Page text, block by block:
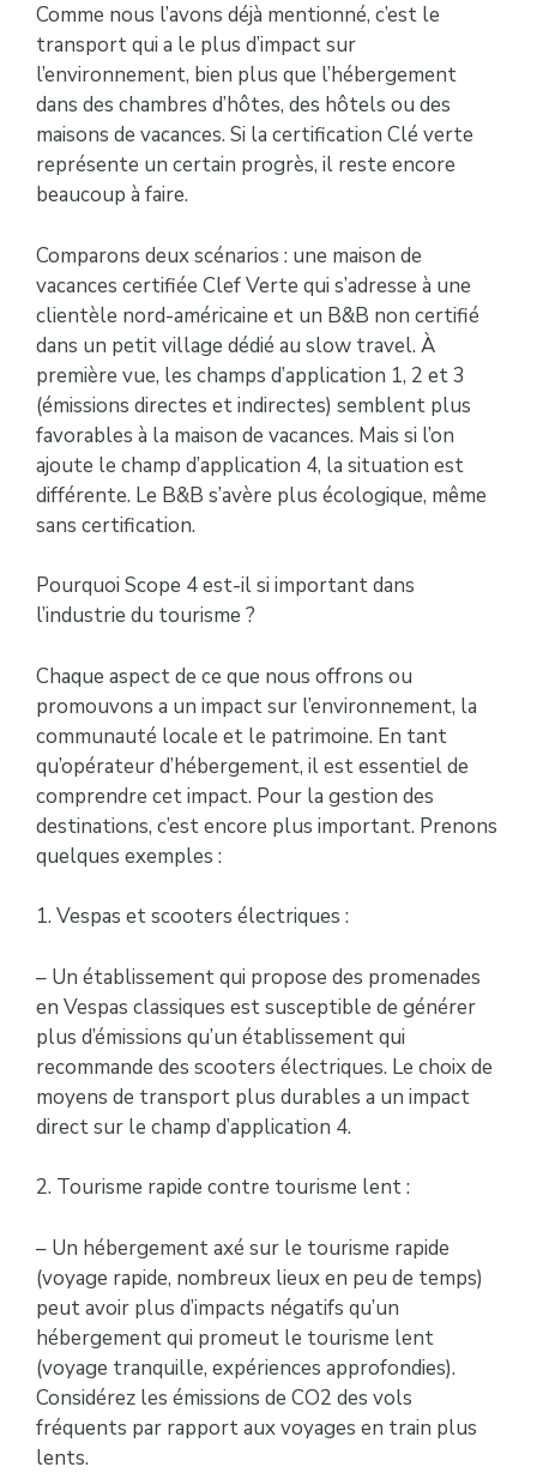
Comme nous l’avons déjà mentionné, c’est le
transport qui a le plus d’impact sur
l’environnement, bien plus que l’hébergement
dans des chambres d’hôtes, des hôtels ou des
maisons de vacances. Si la certification Clé verte
représente un certain progrès, il reste encore
beaucoup à faire.
Comparons deux scénarios : une maison de
vacances certifiée Clef Verte qui s’adresse à une
clientèle nord-américaine et un B&B non certifié
dans un petit village dédié au slow travel. À
première vue, les champs d’application 1, 2 et 3
(émissions directes et indirectes) semblent plus
favorables à la maison de vacances. Mais si l’on
ajoute le champ d’application 4, la situation est
différente. Le B&B s’avère plus écologique, même
sans certification.
Pourquoi Scope 4 est-il si important dans
l’industrie du tourisme ?
Chaque aspect de ce que nous offrons ou
promouvons a un impact sur l’environnement, la
communauté locale et le patrimoine. En tant
qu’opérateur d’hébergement, il est essentiel de
comprendre cet impact. Pour la gestion des
destinations, c’est encore plus important. Prenons
quelques exemples :
1. Vespas et scooters électriques :
– Un établissement qui propose des promenades
en Vespas classiques est susceptible de générer
plus d’émissions qu’un établissement qui
recommande des scooters électriques. Le choix de
moyens de transport plus durables a un impact
direct sur le champ d’application 4.
2. Tourisme rapide contre tourisme lent :
– Un hébergement axé sur le tourisme rapide
(voyage rapide, nombreux lieux en peu de temps)
peut avoir plus d’impacts négatifs qu’un
hébergement qui promeut le tourisme lent
(voyage tranquille, expériences approfondies).
Considérez les émissions de CO2 des vols
fréquents par rapport aux voyages en train plus
lents.